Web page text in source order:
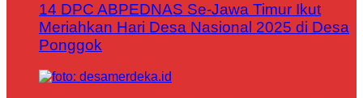
14 DPC ABPEDNAS Se-Jawa Timur Ikut
Meriahkan Hari Desa Nasional 2025 di Desa
Ponggok